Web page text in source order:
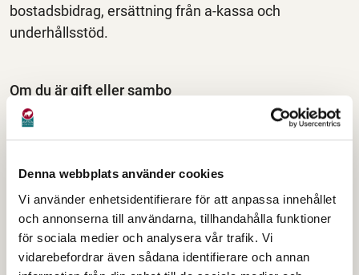
Denna webbplats använder cookies
Vi använder enhetsidentifierare för att anpassa innehållet
och annonserna till användarna, tillhandahålla funktioner
för sociala medier och analysera vår trafik. Vi
vidarebefordrar även sådana identifierare och annan
bostadsbidrag, ersättning från a-kassa och
underhållsstöd.
Om du är gift eller sambo
Makar och sambor har gemensamt ansvar för sin
gemensamt vid prövningen av rätten till ekonomiskt
bistånd. Det innebär också att båda parter behöver
uppfylla villkoren för rätt till bistånd.
Studerande